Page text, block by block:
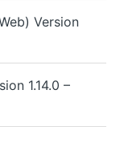
Version
1.14.0 –